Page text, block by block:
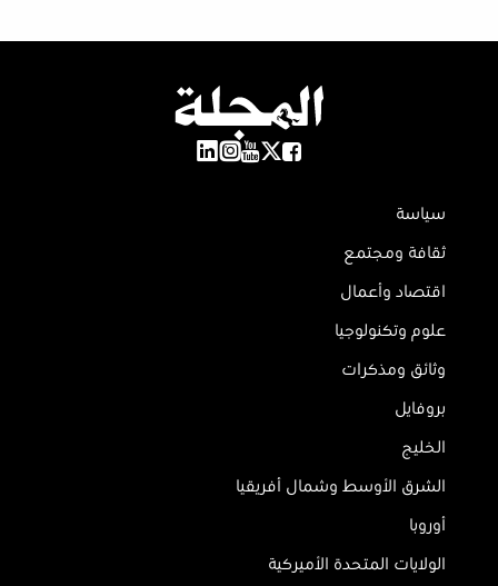
سياسة
ثقافة ومجتمع
اقتصاد وأعمال
علوم وتكنولوجيا
وثائق ومذكرات
بروفايل
الخليج
الشرق الأوسط وشمال أفريقيا
أوروبا
الولايات المتحدة الأميركية